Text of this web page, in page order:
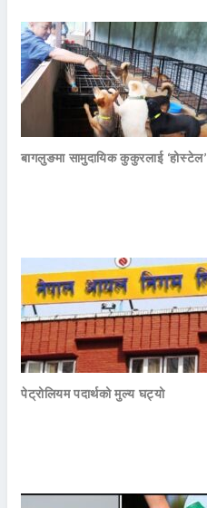
बागलुङमा सामुदायिक कुकुरलाई ‘होस्टेल’
पेट्रोलियम पदार्थको मुल्य घट्यो